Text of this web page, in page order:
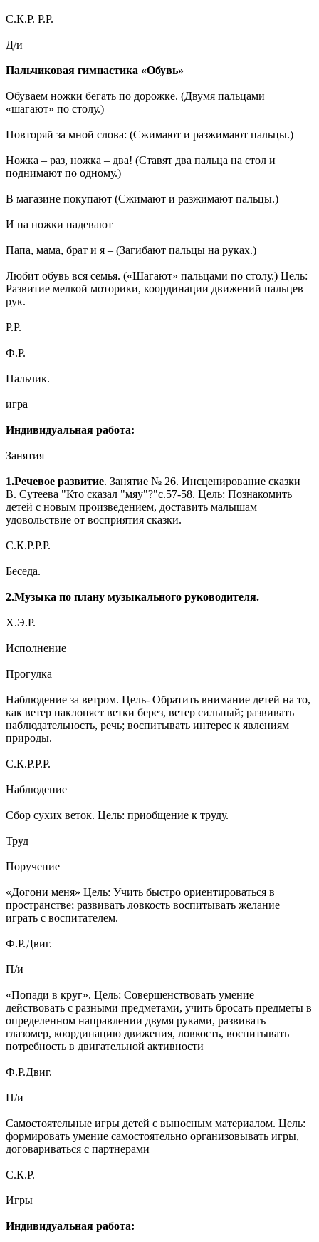
С.К.Р. Р.Р.
Д/и
Пальчиковая гимнастика «Обувь»
Обуваем ножки бегать по дорожке. (Двумя пальцами
«шагают» по столу.)
Повторяй за мной слова: (Сжимают и разжимают пальцы.)
Ножка – раз, ножка – два! (Ставят два пальца на стол и
поднимают по одному.)
В магазине покупают (Сжимают и разжимают пальцы.)
И на ножки надевают
Папа, мама, брат и я – (Загибают пальцы на руках.)
Любит обувь вся семья. («Шагают» пальцами по столу.) Цель:
Развитие мелкой моторики, координации движений пальцев
рук.
Р.Р.
Ф.Р.
Пальчик.
игра
Индивидуальная работа:
Занятия
1.Речевое развитие. Занятие № 26. Инсценирование сказки
В. Сутеева "Кто сказал "мяу"?"с.57-58. Цель: Познакомить
детей с новым произведением, доставить малышам
удовольствие от восприятия сказки.
С.К.Р.Р.Р.
Беседа.
2.Музыка по плану музыкального руководителя.
Х.Э.Р.
Исполнение
Прогулка
Наблюдение за ветром. Цель- Обратить внимание детей на то,
как ветер наклоняет ветки берез, ветер сильный; развивать
наблюдательность, речь; воспитывать интерес к явлениям
природы.
С.К.Р.Р.Р.
Наблюдение
Сбор сухих веток. Цель: приобщение к труду.
Труд
Поручение
«Догони меня» Цель: Учить быстро ориентироваться в
пространстве; развивать ловкость воспитывать желание
играть с воспитателем.
Ф.Р.Двиг.
П/и
«Попади в круг». Цель: Совершенствовать умение
действовать с разными предметами, учить бросать предметы в
определенном направлении двумя руками, развивать
глазомер, координацию движения, ловкость, воспитывать
потребность в двигательной активности
Ф.Р.Двиг.
П/и
Самостоятельные игры детей с выносным материалом. Цель:
формировать умение самостоятельно организовывать игры,
договариваться с партнерами
С.К.Р.
Игры
Индивидуальная работа: